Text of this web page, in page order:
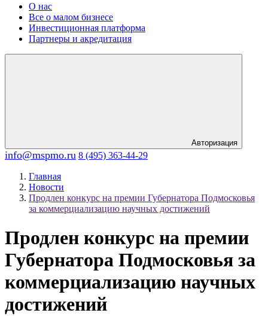
О нас
Все о малом бизнесе
Инвестиционная платформа
Партнеры и акредитация
Авторизация
info@mspmo.ru 8 (495) 363-44-29
Главная
Новости
Продлен конкурс на премии Губернатора Подмосковья
за коммерциализацию научных достижений
Продлен конкурс на премии
Губернатора Подмосковья за
коммерциализацию научных
достижений